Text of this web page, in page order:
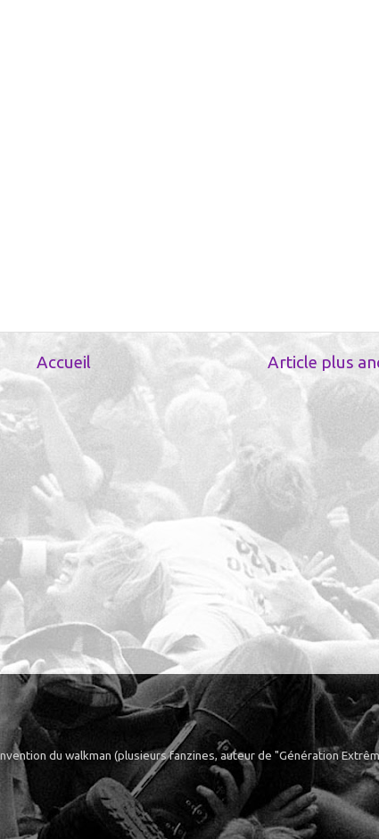
Article plus
Accueil
du walkman (plusieurs fanzines, auteur de "Génération